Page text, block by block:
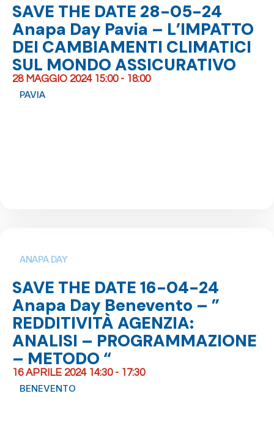
SAVE THE DATE 28-05-24
Anapa Day Pavia – L’IMPATTO
DEI CAMBIAMENTI CLIMATICI
SUL MONDO ASSICURATIVO
28 MAGGIO 2024 15:00 - 18:00
PAVIA
ANAPA DAY
SAVE THE DATE 16-04-24
Anapa Day Benevento – ”
REDDITIVITÀ AGENZIA:
ANALISI – PROGRAMMAZIONE
– METODO “
16 APRILE 2024 14:30 - 17:30
BENEVENTO